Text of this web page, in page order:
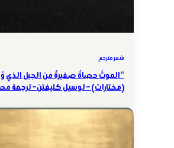
شعر مترجم
“الموتُ حصاةٌ صغيرةٌ من الجبل الذي
(مختارات) – لوسيل كليفتن – ترجمة